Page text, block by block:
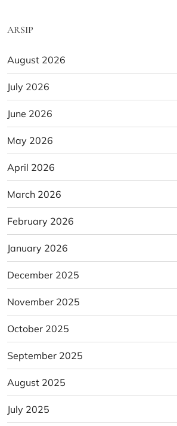
ARSIP
August 2026
July 2026
June 2026
May 2026
April 2026
March 2026
February 2026
January 2026
December 2025
November 2025
October 2025
September 2025
August 2025
July 2025